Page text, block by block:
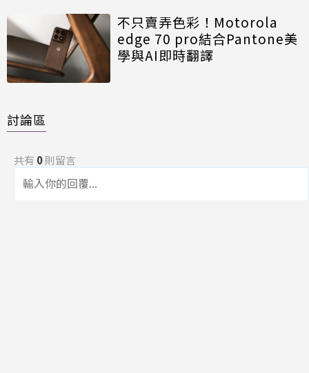
不只賣弄色彩！Motorola
edge 70 pro結合Pantone美
學與AI即時翻譯
討論區
共有 0則留言